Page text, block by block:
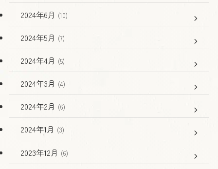
2024年6月 (10)
2024年5月 (7)
2024年4月 (5)
2024年3月 (4)
2024年2月 (6)
2024年1月 (3)
2023年12月 (6)